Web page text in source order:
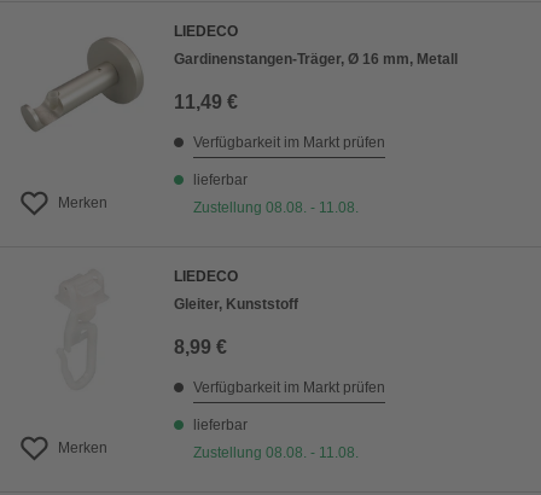
Merken
LIEDECO
Gardinenstangen-Träger, Ø 16 mm, Metall
11,49 €
Verfügbarkeit im Markt prüfen
lieferbar
Zustellung 08.08. - 11.08.
Merken
LIEDECO
Gleiter, Kunststoff
8,99 €
Verfügbarkeit im Markt prüfen
lieferbar
Zustellung 08.08. - 11.08.